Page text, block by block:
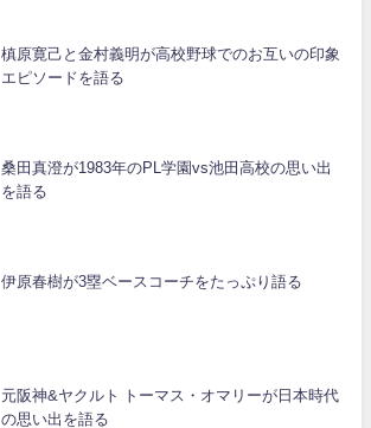
槙原寛己と金村義明が高校野球でのお互いの印象
エピソードを語る
桑田真澄が1983年のPL学園vs池田高校の思い出
を語る
伊原春樹が3塁ベースコーチをたっぷり語る
元阪神&ヤクルト トーマス・オマリーが日本時代
の思い出を語る